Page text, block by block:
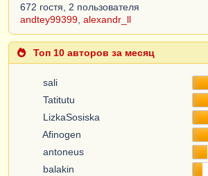
672 гостя, 2 пользователя
andtey99399 alexandr_ll
Топ 10 авторов за месяц
sali
Tatitutu
LizkaSosiska
Afinogen
antoneus
balakin